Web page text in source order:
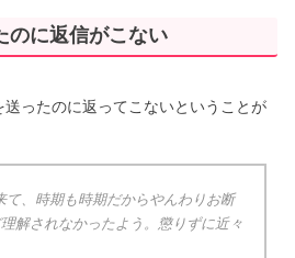
のに返信がこない
ったのに返ってこないということが
て、時期も時期だからやんわりお断
解されなかったよう。懲りずに近々